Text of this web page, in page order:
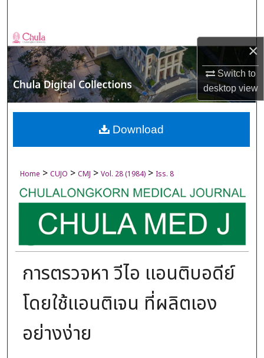
×
Switch to
desktopview
Browse Collections
My Account
About
Digital Commons Network™
Home > CUJO > CMJ > Vol. 28 (1984) > Iss. 8
การตรวจหา วีไอ แอนติบอดีย์
โดยใช้แอนติเจน ที่ผลิตเอง
อย่างง่าย
Download